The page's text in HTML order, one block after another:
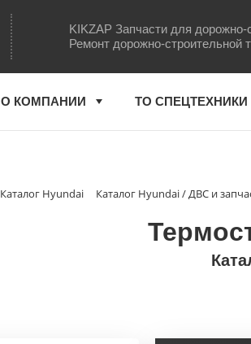
KIKZAP Запчасти для дорожно-
Ремонт дорожно-строительной
О КОМПАНИИ ТО СПЕЦТЕХНИКИ
Каталог Hyundai Каталог Hyundai / ДВС и